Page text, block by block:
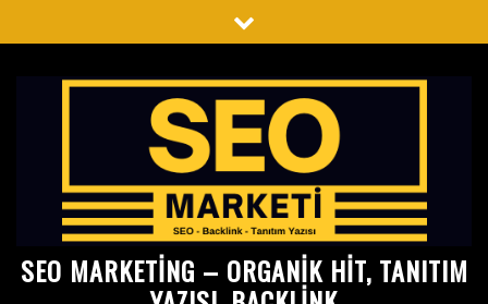
to
SEO MARKETING – ORGANIK HIT, TANITIM